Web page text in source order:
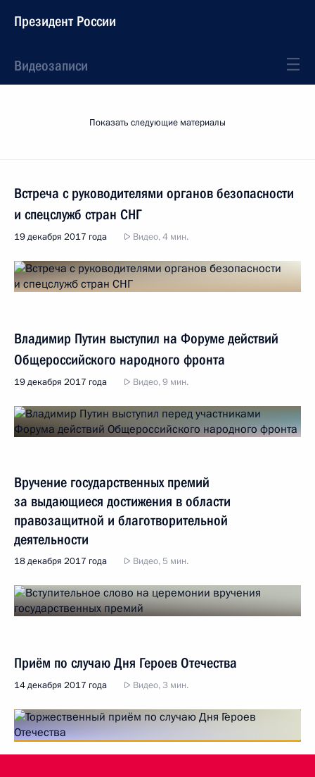
Президент России
Видеозаписи
Показать следующие материалы
Встреча с руководителями органов безопасности
и спецслужб стран СНГ
19 декабря 2017 года Видео, 4 мин.
Владимир Путин выступил на Форуме действий
Общероссийского народного фронта
19 декабря 2017 года Видео, 9 мин.
Вручение государственных премий
за выдающиеся достижения в области
правозащитной и благотворительной
деятельности
18 декабря 2017 года Видео, 5 мин.
Приём по случаю Дня Героев Отечества
14 декабря 2017 года Видео, 3 мин.